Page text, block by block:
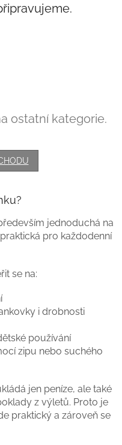
ostatní kategorie.
jednoduchá na
pro každodenní
se na:
i drobnosti
používání
zipu nebo suchého
jen peníze, ale také
z výletů. Proto je
praktický a zároveň se